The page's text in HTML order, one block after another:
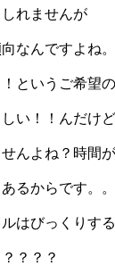
れませんが
なんですよね
というご希望
い！！んだけ
んよね？時間
るからです。。
はびっくりす
？？？